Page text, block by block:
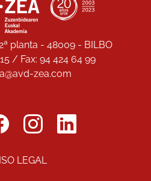
planta - 48009 - BILBO
/ Fax: 94 424 64 99
zea.com
LEGAL